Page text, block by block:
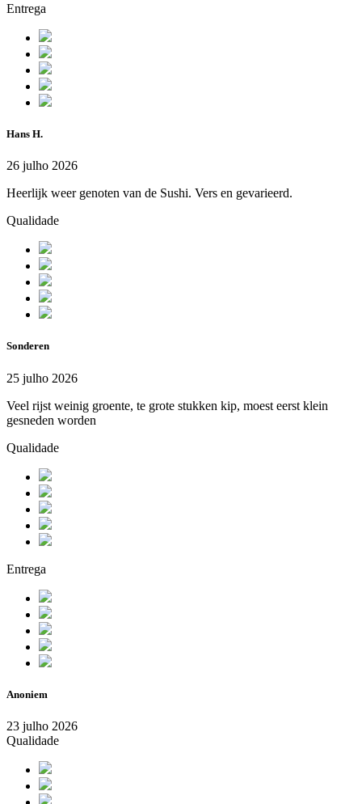
Entrega
Hans H.
26 julho 2026
Heerlijk weer genoten van de Sushi. Vers en gevarieerd.
Qualidade
Sonderen
25 julho 2026
Veel rijst weinig groente, te grote stukken kip, moest eerst klein
gesneden worden
Qualidade
Entrega
Anoniem
23 julho 2026
Qualidade